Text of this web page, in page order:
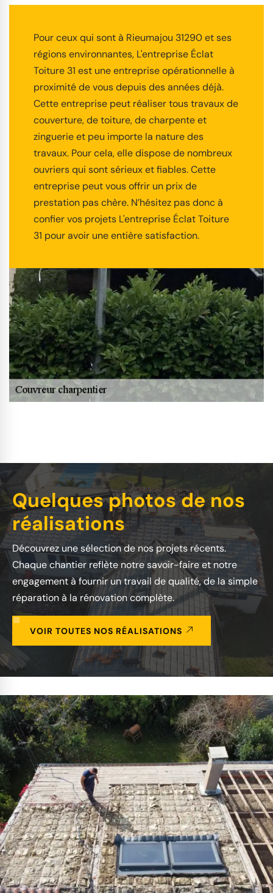
Pour ceux qui sont à Rieumajou 31290 et ses
régions environnantes, L'entreprise Éclat
Toiture 31 est une entreprise opérationnelle à
proximité de vous depuis des années déjà.
Cette entreprise peut réaliser tous travaux de
couverture, de toiture, de charpente et
zinguerie et peu importe la nature des
travaux. Pour cela, elle dispose de nombreux
ouvriers qui sont sérieux et fiables. Cette
entreprise peut vous offrir un prix de
prestation pas chère. N’hésitez pas donc à
confier vos projets L'entreprise Éclat Toiture
31 pour avoir une entière satisfaction.
Quelques photos de nos
réalisations
Découvrez une sélection de nos projets récents.
Chaque chantier reflète notre savoir-faire et notre
engagement à fournir un travail de qualité, de la simple
réparation à la rénovation complète.
VOIR TOUTES NOS RÉALISATIONS